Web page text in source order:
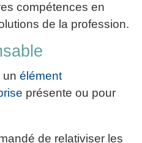
compétences en
de la profession.
un élément
présente ou pour
de relativiser les